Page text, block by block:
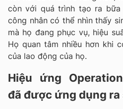
còn với quá trình tạo ra bữa
công nhân có thể nhìn thấy
mà họ đang phục vụ, hiệu
Họ quan tâm nhiều hơn khi
của lao động của họ.
Hiệu ứng
đã được ứng dụng ra